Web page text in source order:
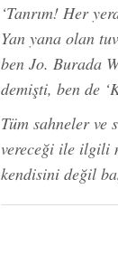
‘Tanrım! Her
Yan yana olan
ben Jo. Burada
demişti, ben de
Tüm sahneler ve
vereceği ile ilgili
kendisini değil